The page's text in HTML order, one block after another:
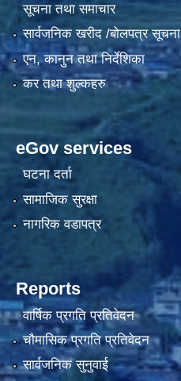
सूचना तथा समाचार
सार्वजनिक खरीद /बोलपत्र सूचना
एन, कानुन तथा निर्देशिका
कर तथा शुल्कहरु
eGov services
घटना दर्ता
सामाजिक सुरक्षा
नागरिक वडापत्र
Reports
वार्षिक प्रगति प्रतिवेदन
चौमासिक प्रगति प्रतिवेदन
सार्वजनिक सुनुवाई